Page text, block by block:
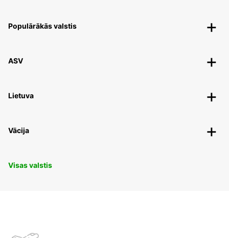
Populārākās valstis
ASV
Lietuva
Vācija
Visas valstis